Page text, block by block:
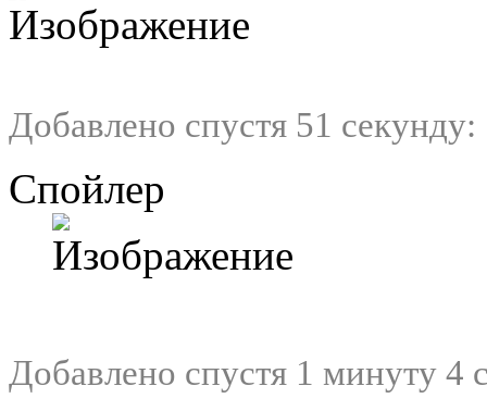
Добавлено спустя 51 секунду:
Спойлер
Добавлено спустя 1 минуту 4